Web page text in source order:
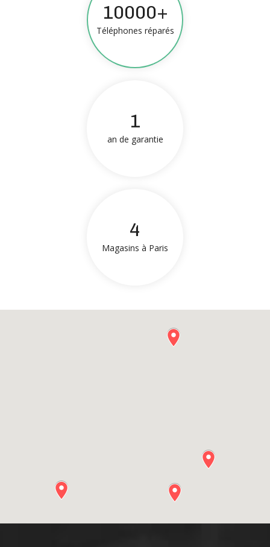
10000+
Téléphones réparés
1
an de garantie
4
Magasins à Paris